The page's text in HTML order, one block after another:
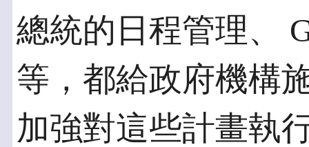
總統的日程管理、
等，都給政府機構
加強對這些計畫執